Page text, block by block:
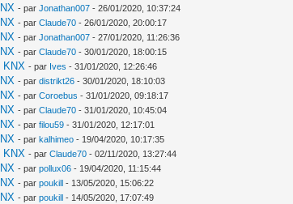
- parJonathan007 - 26/01/2020, 10:37:24
- parClaude70 - 26/01/2020, 20:00:17
- parJonathan007 - 27/01/2020, 11:26:36
- parClaude70 - 30/01/2020, 18:00:15
KNX - par Ives - 31/01/2020, 12:26:46
- pardistrikt26 - 30/01/2020, 18:10:03
- parCoroebus - 31/01/2020, 09:18:17
- parClaude70 - 31/01/2020, 10:45:04
- parfilou59 - 31/01/2020, 12:17:01
- parkalhimeo - 19/04/2020, 10:17:35
KNX - parClaude70 - 02/11/2020, 13:27:44
- parpollux06 - 19/04/2020, 11:15:44
- parpoukill - 13/05/2020, 15:06:22
- parpoukill - 14/05/2020, 17:07:49